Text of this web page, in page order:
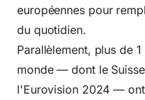
européennes pour
du quotidien.
Parallèlement, plus de
monde — dont le
l'Eurovision 2024 —